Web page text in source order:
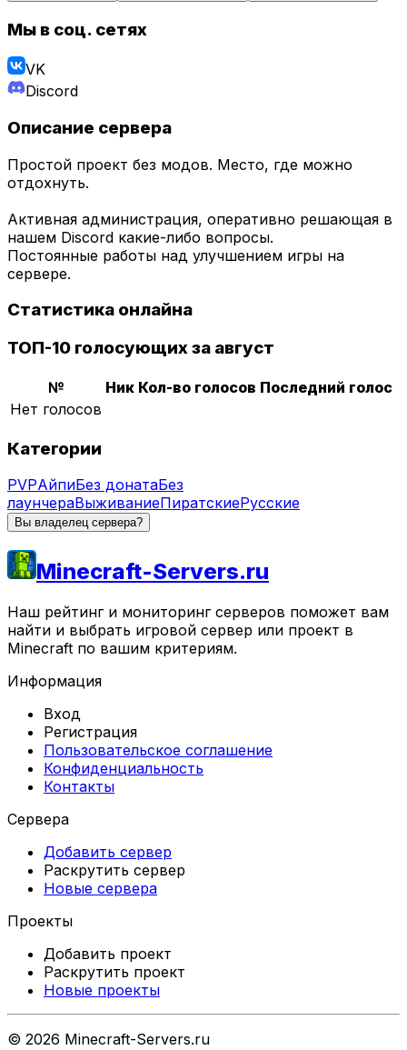
Мы в соц. сетях
VK
Discord
Описание сервера
Простой проект без модов. Место, где можно
отдохнуть.
Активная администрация, оперативно решающая в
нашем Discord какие-либо вопросы.
Постоянные работы над улучшением игры на
сервере.
Статистика онлайна
ТОП-10 голосующих за август
№ Ник Кол-во голосов Последний голос
Нет голосов
Категории
PVPАйпиБез донатаБез
лаунчераВыживаниеПиратскиеРусские
Вы владелец сервера?
Minecraft-Servers.ru
Наш рейтинг и мониторинг серверов поможет вам
найти и выбрать игровой сервер или проект в
Minecraft по вашим критериям.
Информация
Вход
Регистрация
Пользовательское соглашение
Конфиденциальность
Контакты
Сервера
Добавить сервер
Раскрутить сервер
Новые сервера
Проекты
Добавить проект
Раскрутить проект
Новые проекты
© 2026 Minecraft-Servers.ru